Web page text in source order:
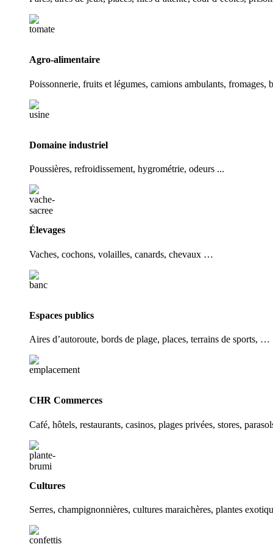
Agro-alimentaire
Poissonnerie, fruits et légumes, camions ambulants,
Domaine industriel
Poussières, refroidissement, hygrométrie, odeurs ...
Élevages
Vaches, cochons, volailles, canards, chevaux …
Espaces publics
Aires d’autoroute, bords de plage, places, terrains de sports, …
CHR Commerces
Café, hôtels, restaurants, casinos, plages privées, stores,
Cultures
Serres, champignonnières, cultures maraichères, plantes